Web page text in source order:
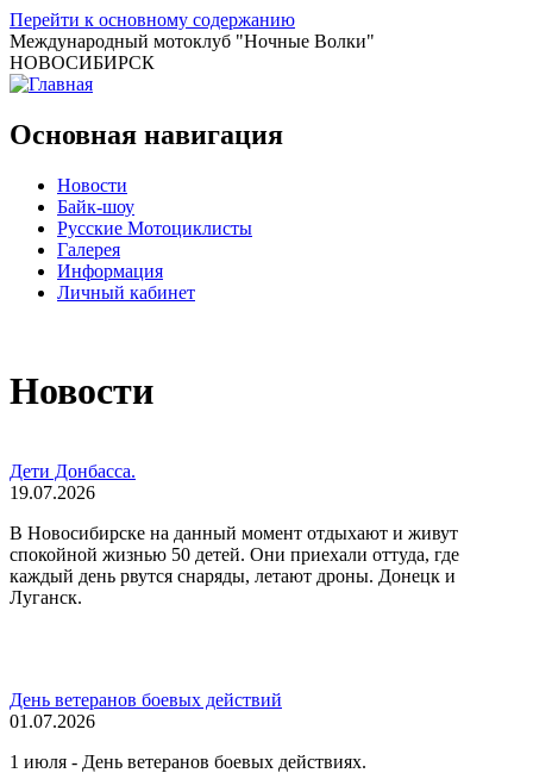
Перейти к основному содержанию
Международный мотоклуб "Ночные Волки"
НОВОСИБИРСК
Основная навигация
Новости
Байк-шоу
Русские Мотоциклисты
Галерея
Информация
Личный кабинет
Новости
Дети Донбасса.
19.07.2026
В Новосибирске на данный момент отдыхают и живут
спокойной жизнью 50 детей. Они приехали оттуда, где
каждый день рвутся снаряды, летают дроны. Донецк и
Луганск.
День ветеранов боевых действий
01.07.2026
1 июля - День ветеранов боевых действиях.